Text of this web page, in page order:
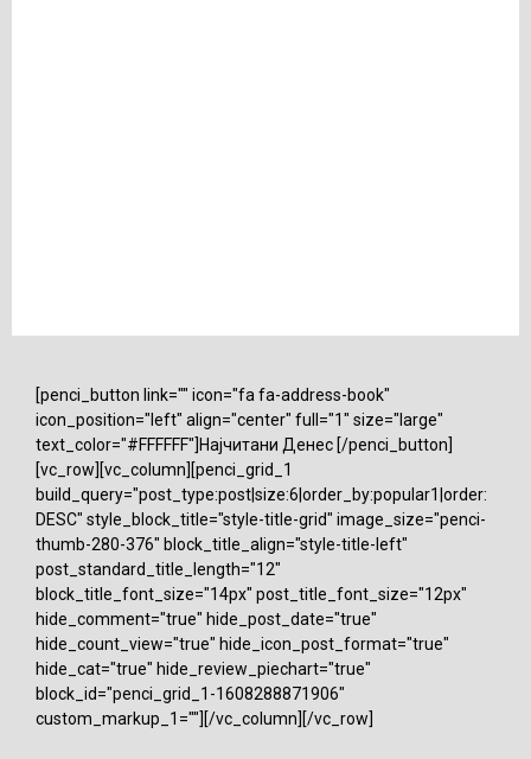
[penci_button link="" icon="fa fa-address-book"
icon_position="left" align="center" full="1" size="large"
text_color="#FFFFFF"]Најчитани Денес [/penci_button]
[vc_row][vc_column][penci_grid_1
build_query="post_type:post|size:6|order_by:popular1|order:
DESC" style_block_title="style-title-grid" image_size="penci-
thumb-280-376" block_title_align="style-title-left"
post_standard_title_length="12"
block_title_font_size="14px" post_title_font_size="12px"
hide_comment="true" hide_post_date="true"
hide_count_view="true" hide_icon_post_format="true"
hide_cat="true" hide_review_piechart="true"
block_id="penci_grid_1-1608288871906"
custom_markup_1=""][/vc_column][/vc_row]